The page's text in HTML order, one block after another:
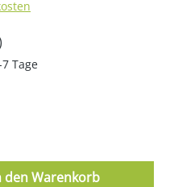
Tage
gewünschten
den Warenkorb